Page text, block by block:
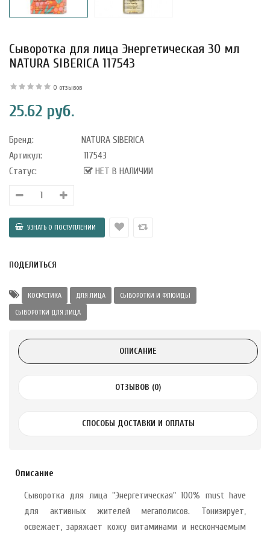
75 мл
Сыворотка для лица Энергетическая 30 мл
NATURA SIBERICA 117543
0 отзывов
25.62 руб.
Бренд:
NATURA SIBERICA
Артикул:
117543
Статус:
НЕТ В НАЛИЧИИ
ПОДЕЛИТЬСЯ
КОСМЕТИКА ДЛЯ ЛИЦА
СЫВОРОТКИ И ФЛЮИДЫ
СЫВОРОТКИ ДЛЯ ЛИЦА
ОПИСАНИЕ
ОТЗЫВОВ (0)
СПОСОБЫ ДОСТАВКИ И ОПЛАТЫ
Описание
Сыворотка для лица "Энергетическая" 100% must have
для активных жителей мегаполисов. Тонизирует,
освежает, заряжает кожу витаминами и нескончаемым